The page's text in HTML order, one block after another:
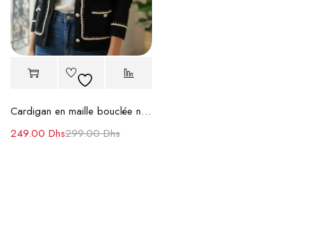
Cardigan en maille bouclée noire
299.00Dhs
249.00 Dhs